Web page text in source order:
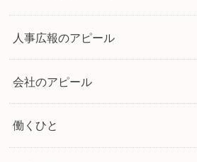
人事広報のアピール
会社のアピール
働くひと